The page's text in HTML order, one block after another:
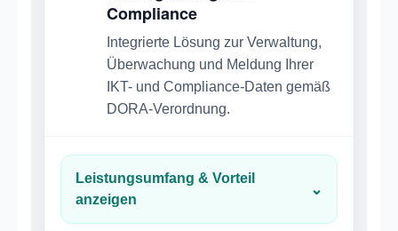
Compliance
Integrierte Lösung zur Verwaltung,
Überwachung und Meldung Ihrer
IKT- und Compliance-Daten gemäß
DORA-Verordnung.
Leistungsumfang & Vorteil
anzeigen
⌄